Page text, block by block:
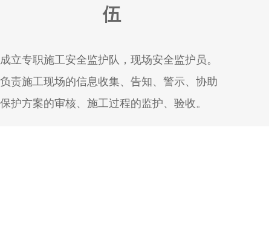
伍
成立专职施工安全监护队，现场安全监护员。
负责施工现场的信息收集、告知、警示、协助
保护方案的审核、施工过程的监护、验收。